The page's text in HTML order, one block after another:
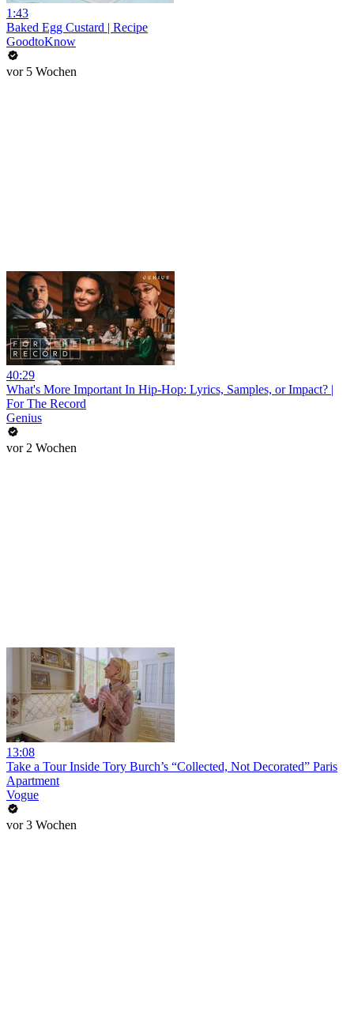
1:43
Baked Egg Custard | Recipe
GoodtoKnow
vor 5 Wochen
40:29
What's More Important In Hip-Hop: Lyrics, Samples, or Impact? |
For The Record
Genius
vor 2 Wochen
13:08
Take a Tour Inside Tory Burch’s “Collected, Not Decorated” Paris
Apartment
Vogue
vor 3 Wochen